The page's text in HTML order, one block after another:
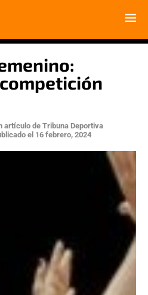
artículo de Tribuna Deportiva
el 16 febrero, 2024